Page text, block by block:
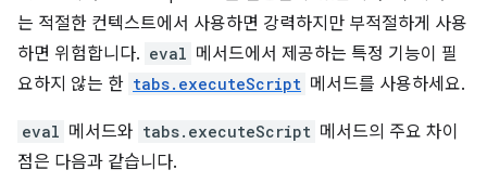
는 적절한 컨텍스트에서 사용하면 강력하지만 부적절하게 사용
하면 위험합니다. eval 메서드에서 제공하는 특정 기능이 필
요하지 않는 한 tabs.executeScript 메서드를 사용하세요.
eval 메서드와 tabs.executeScript 메서드의 주요 차이
점은 다음과 같습니다.